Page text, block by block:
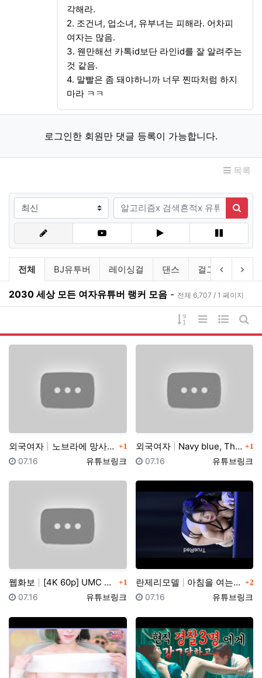
각해라.
2. 조건녀, 업소녀, 유부녀는 피해라. 어차피
여자는 많음.
3. 웬만해선 카톡id보단 라인id를 잘 알려주는
것 같음.
4. 말빨은 좀 돼야하니까 너무 찐따처럼 하지
마라 ㅋㅋ
로그인한 회원만 댓글 등록이 가능합니다.
목록
검색조건
검색어
검색
유튜브링크 분류 목록
전체 BJ유투버 레이싱걸 댄스 걸그룹 연예
이전 분류
다
2030 세상 모든 여자유튜버 랭커 모음 - 전체 6,707 / 1 페이지
게시물 정렬
리스트 스타일
웹진 스
게
외국여자 노브라에 망사스타킹 입고 팬티리뷰하는 일본아줌마 가정부… 댓글
1
등록자
유튜브링크
등록일
07.16
외국여자 Navy blue, The Big Cup Bras, e… 댓글
1
등록자
유튜브링크
등록일
07.16
웹화보 [4K 60p] UMC X 팬더티비 MotorShow … 댓글
1
등록자
유튜브링크
등록일
07.16
란제리모델 아침을 여는 ~ 란제리 런웨이 2023 COVER GI… 댓글
2
등록자
유튜브링크
등록일
07.16